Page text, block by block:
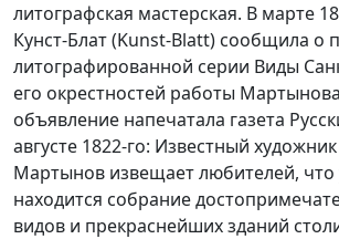
литографская мастерская. В марте
Кунст-Блат (Kunst-Blatt) сообщила о
литографированной серии Виды
его окрестностей работы
объявление напечатала газета
августе 1822-го: Известный художник
Мартынов извещает любителей, что
находится собрание
видов и прекраснейших зданий